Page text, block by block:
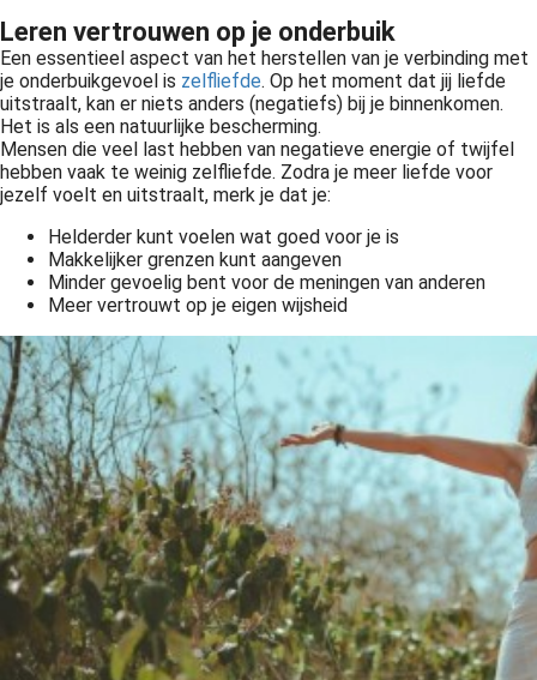
Leren vertrouwen op je onderbuik
Een essentieel aspect van het herstellen van je verbinding met
je onderbuikgevoel is zelfliefde. Op het moment dat jij liefde
uitstraalt, kan er niets anders (negatiefs) bij je binnenkomen.
Het is als een natuurlijke bescherming.
Mensen die veel last hebben van negatieve energie of twijfel
hebben vaak te weinig zelfliefde. Zodra je meer liefde voor
jezelf voelt en uitstraalt, merk je dat je:
Helderder kunt voelen wat goed voor je is
Makkelijker grenzen kunt aangeven
Minder gevoelig bent voor de meningen van anderen
Meer vertrouwt op je eigen wijsheid